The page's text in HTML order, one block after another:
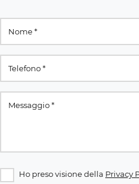
Ho preso visione della Privacy